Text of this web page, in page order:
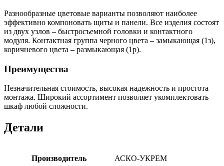
Разнообразные цветовые варианты позволяют наиболее
эффективно компоновать щиты и панели. Все изделия состоят
из двух узлов – быстросъемной головки и контактного
модуля. Контактная группа черного цвета – замыкающая (1з),
коричневого цвета – размыкающая (1р).
Преимущества
Незначительная стоимость, высокая надежность и простота
монтажа. Широкий ассортимент позволяет укомплектовать
шкаф любой сложности.
Детали
Производитель АСКО-УКРЕМ